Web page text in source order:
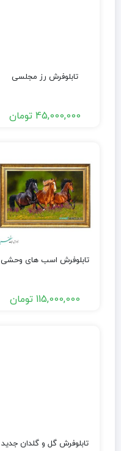
تابلوفرش رز مجلسی
45,000,000 تومان
تابلوفرش اسب های وحشی
115,000,000 تومان
تابلوفرش گل و گلدان جدید